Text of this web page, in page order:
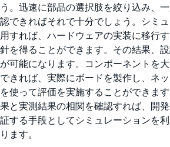
う。迅速に部品の選択肢を絞り込み、
認できればそれで十分でしょう。シミ
用すれば、ハードウェアの実装に移行
針を得ることができます。その結果、
が可能になります。コンポーネントを
できれば、実際にボードを製作し、ネ
を使って評価を実施することができま
果と実測結果の相関を確認すれば、開
証する手段としてシミュレーションを
ります。